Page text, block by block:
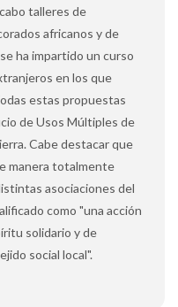
talleres de
africanos y de
ha impartido un curso
en los que
estas propuestas
de Usos Múltiples de
Cabe destacar que
manera totalmente
asociaciones del
como "una acción
solidario y de
social local".